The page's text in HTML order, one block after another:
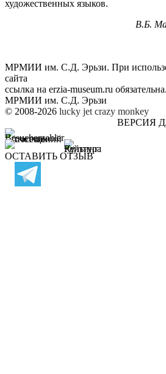
художественных языков.
В.Б.
МРМИИ им. С.Д. Эрьзи. При
сайта
ссылка на erzia-museum.ru
МРМИИ им. С.Д. Эрьзи
© 2008-2026 lucky jet crazy monkey
ВЕРСИЯ
ОСТАВИТЬ ОТЗЫВ